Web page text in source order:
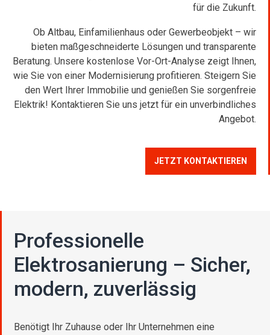
für die Zukunft.
Ob Altbau, Einfamilienhaus oder Gewerbeobjekt – wir
bieten maßgeschneiderte Lösungen und transparente
Beratung. Unsere kostenlose Vor-Ort-Analyse zeigt Ihnen,
wie Sie von einer Modernisierung profitieren. Steigern Sie
den Wert Ihrer Immobilie und genießen Sie sorgenfreie
Elektrik! Kontaktieren Sie uns jetzt für ein unverbindliches
Angebot.
JETZT KONTAKTIEREN
Professionelle
Elektrosanierung – Sicher,
modern, zuverlässig
Benötigt Ihr Zuhause oder Ihr Unternehmen eine